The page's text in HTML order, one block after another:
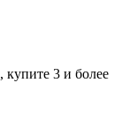
, купите 3 и более